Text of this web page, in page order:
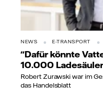
NEWS E-TRANSPORT
"Dafür könnte
10.000
Robert Zurawski war im
das Handelsblatt